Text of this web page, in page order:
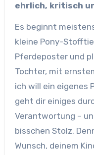
ehrlich, kritisch
Es beginnt
kleine Pony-
Pferdeposter und
Tochter, mit
ich will ein eigenes
geht dir einiges
Verantwortung –
bisschen Stolz.
Wunsch, deinem